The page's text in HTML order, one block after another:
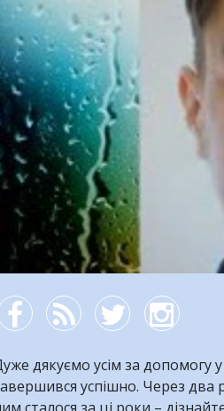
викраденням.
ВІДЕО
дякуємо усім за допомогу
успішно. Через два